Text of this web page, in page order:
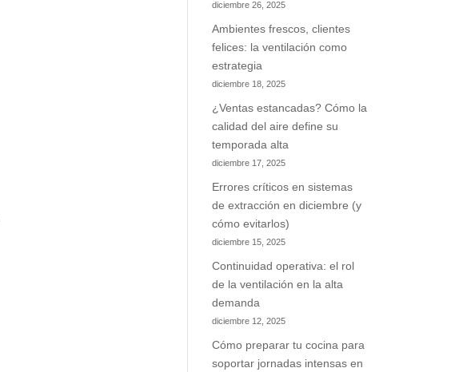
diciembre 26, 2025
Ambientes frescos, clientes
felices: la ventilación como
estrategia
diciembre 18, 2025
¿Ventas estancadas? Cómo la
calidad del aire define su
temporada alta
diciembre 17, 2025
Errores críticos en sistemas
de extracción en diciembre (y
cómo evitarlos)
diciembre 15, 2025
Continuidad operativa: el rol
de la ventilación en la alta
demanda
diciembre 12, 2025
Cómo preparar tu cocina para
soportar jornadas intensas en